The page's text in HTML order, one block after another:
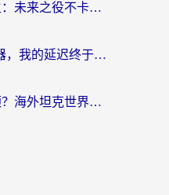
在欧洲怎么打绝地求生：未来之役不卡？留学生亲测的加速器避坑指南
人在美国玩BanG加速器，我的延迟终于绿了
海外玩坦克世界总卡顿？海外坦克世界加速器有哪些？实测好用的选择在这里